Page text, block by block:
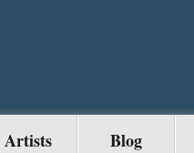
Artists Blog